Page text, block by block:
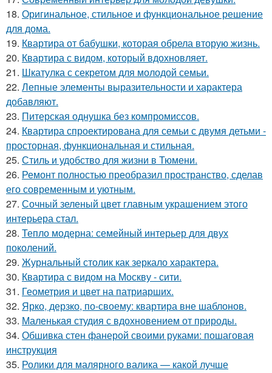
18. Оригинальное, стильное и функциональное решение
для дома.
19. Квартира от бабушки, которая обрела вторую жизнь.
20. Квартира с видом, который вдохновляет.
21. Шкатулка с секретом для молодой семьи.
22. Лепные элементы выразительности и характера
добавляют.
23. Питерская однушка без компромиссов.
24. Квартира спроектирована для семьи с двумя детьми -
просторная, функциональная и стильная.
25. Стиль и удобство для жизни в Тюмени.
26. Ремонт полностью преобразил пространство, сделав
его современным и уютным.
27. Сочный зеленый цвет главным украшением этого
интерьера стал.
28. Тепло модерна: семейный интерьер для двух
поколений.
29. Журнальный столик как зеркало характера.
30. Квартира с видом на Москву - сити.
31. Геометрия и цвет на патриарших.
32. Ярко, дерзко, по-своему: квартира вне шаблонов.
33. Маленькая студия с вдохновением от природы.
34. Обшивка стен фанерой своими руками: пошаговая
инструкция
35. Ролики для малярного валика — какой лучше